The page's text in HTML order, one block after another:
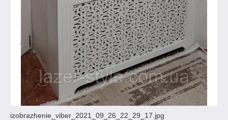
izobrazhenie_viber_2021_09_26_22_29_17.jpg